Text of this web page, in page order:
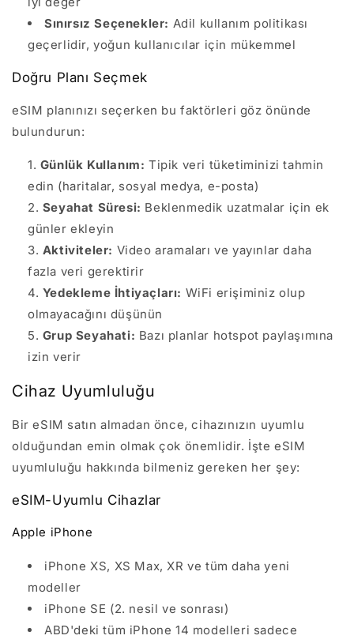
Sınırsız Seçenekler: Adil kullanım politikası
geçerlidir, yoğun kullanıcılar için mükemmel
Doğru Planı Seçmek
eSIM planınızı seçerken bu faktörleri göz önünde
bulundurun:
Günlük Kullanım: Tipik veri tüketiminizi tahmin
edin (haritalar, sosyal medya, e-posta)
Seyahat Süresi: Beklenmedik uzatmalar için ek
günler ekleyin
Aktiviteler: Video aramaları ve yayınlar daha
fazla veri gerektirir
Yedekleme İhtiyaçları: WiFi erişiminiz olup
olmayacağını düşünün
Grup Seyahati: Bazı planlar hotspot paylaşımına
izin verir
Cihaz Uyumluluğu
Bir eSIM satın almadan önce, cihazınızın uyumlu
olduğundan emin olmak çok önemlidir. İşte eSIM
uyumluluğu hakkında bilmeniz gereken her şey:
eSIM-Uyumlu Cihazlar
Apple iPhone
iPhone XS, XS Max, XR ve tüm daha yeni
modeller
iPhone SE (2. nesil ve sonrası)
ABD'deki tüm iPhone 14 modelleri sadece